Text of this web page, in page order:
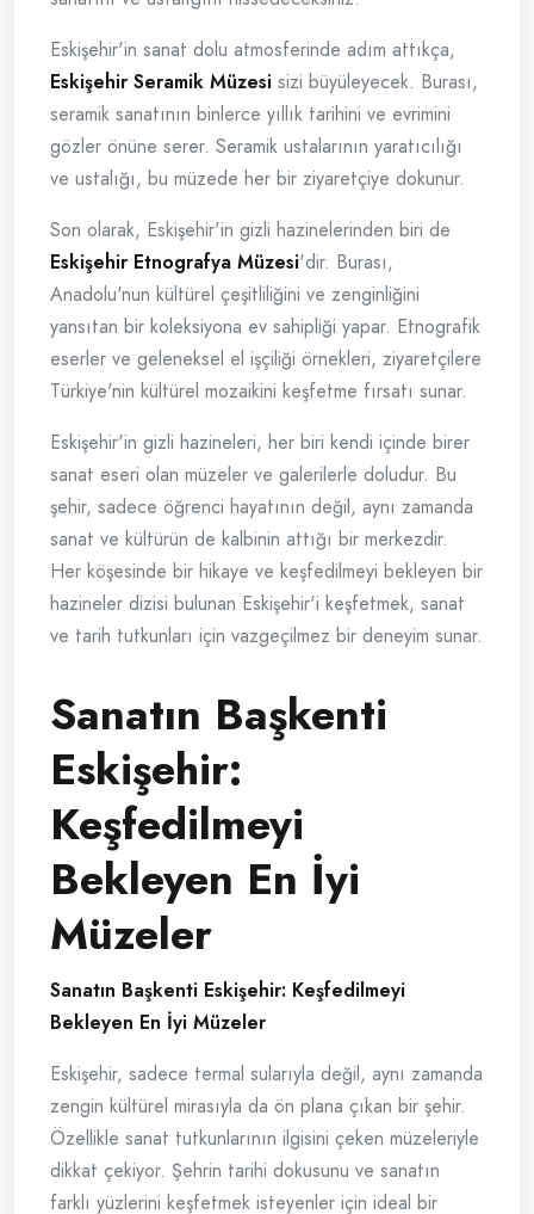
Eskişehir'in sanat dolu atmosferinde adım attıkça,
Eskişehir Seramik Müzesi sizi büyüleyecek. Burası,
seramik sanatının binlerce yıllık tarihini ve evrimini
gözler önüne serer. Seramik ustalarının yaratıcılığı
ve ustalığı, bu müzede her bir ziyaretçiye dokunur.
Son olarak, Eskişehir'in gizli hazinelerinden biri de
Eskişehir Etnografya Müzesi'dir. Burası,
Anadolu'nun kültürel çeşitliliğini ve zenginliğini
yansıtan bir koleksiyona ev sahipliği yapar. Etnografik
eserler ve geleneksel el işçiliği örnekleri, ziyaretçilere
Türkiye'nin kültürel mozaikini keşfetme fırsatı sunar.
Eskişehir'in gizli hazineleri, her biri kendi içinde birer
sanat eseri olan müzeler ve galerilerle doludur. Bu
şehir, sadece öğrenci hayatının değil, aynı zamanda
sanat ve kültürün de kalbinin attığı bir merkezdir.
Her köşesinde bir hikaye ve keşfedilmeyi bekleyen bir
hazineler dizisi bulunan Eskişehir'i keşfetmek, sanat
ve tarih tutkunları için vazgeçilmez bir deneyim sunar.
Sanatın Başkenti
Eskişehir:
Keşfedilmeyi
Bekleyen En İyi
Müzeler
Sanatın Başkenti Eskişehir: Keşfedilmeyi
Bekleyen En İyi Müzeler
Eskişehir, sadece termal sularıyla değil, aynı zamanda
zengin kültürel mirasıyla da ön plana çıkan bir şehir.
Özellikle sanat tutkunlarının ilgisini çeken müzeleriyle
dikkat çekiyor. Şehrin tarihi dokusunu ve sanatın
farklı yüzlerini keşfetmek isteyenler için ideal bir